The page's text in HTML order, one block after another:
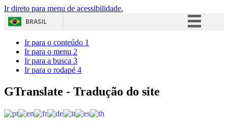
Ir direto para menu de acessibilidade.
BRASIL
Acesso à informação
Ir para o conteúdo 1
Ir para o menu 2
Ir para a busca 3
Ir para o rodapé 4
GTranslate - Tradução do site